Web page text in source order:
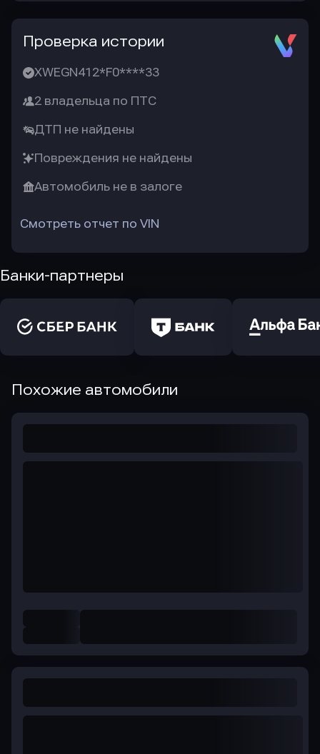
Проверка истории
XWEGN412*F0****33
2 владельца по ПТС
ДТП не найдены
Повреждения не найдены
Автомобиль не в залоге
Смотреть отчет по VIN
Банки-партнеры
Похожие автомобили